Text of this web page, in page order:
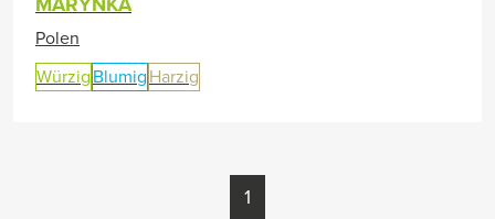
Polen
Würzig Blumig Harzig
1